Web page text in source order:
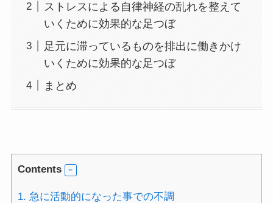
ストレスによる自律神経の乱れを整えて
いくために効果的な足つぼ
足元に滞っているものを排出に働きかけ
いくために効果的な足つぼ
まとめ
Contents
1. 急に活動的になった事での不調